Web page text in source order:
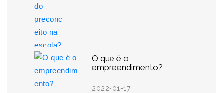
O que é o
empreendimento?
2022-01-17